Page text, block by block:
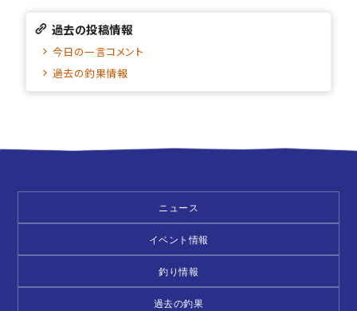
過去の投稿情報
今日の一言コメント
過去の釣果情報
ニュース
イベント情報
釣り情報
過去の釣果